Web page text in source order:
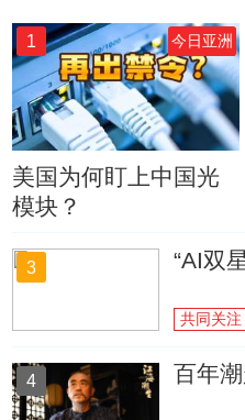
1 今日亚洲
美国为何盯上中国光
模块？
3 “AI双
共同关注
4 百年